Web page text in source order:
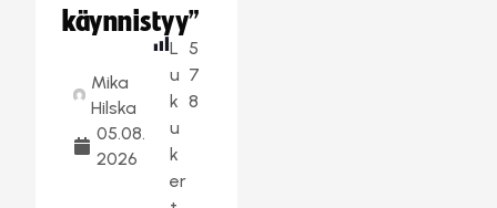
käynnistyy”
Mika
Hilska
05.08.
2026
L
u
k
u
k
er
5
7
8